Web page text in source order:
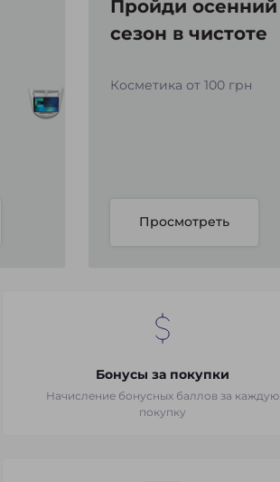
Пройди осенний
сезон в чистоте
Косметика от 100 грн
Просмотреть
Бонусы за покупки
Начисление бонусных баллов за каждую
покупку